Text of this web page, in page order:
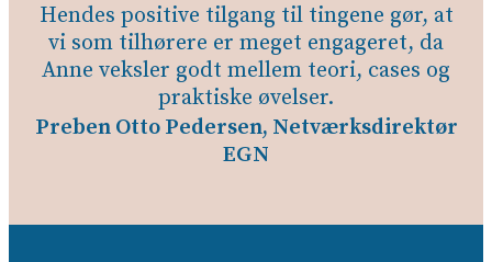
Hendes positive tilgang til tingene gør, at
vi som tilhørere er meget engageret, da
Anne veksler godt mellem teori, cases og
praktiske øvelser.
Preben Otto Pedersen, Netværksdirektør
EGN